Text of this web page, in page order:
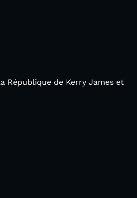
République de Kerry James et